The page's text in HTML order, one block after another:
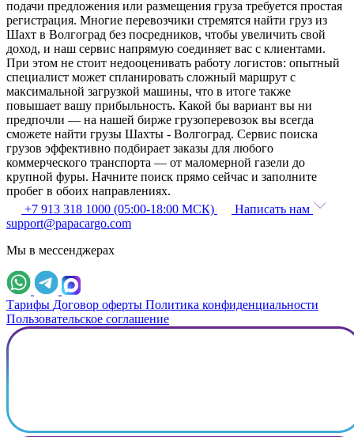
подачи предложения или размещения груза требуется простая
регистрация. Многие перевозчики стремятся найти груз из
Шахт в Волгоград без посредников, чтобы увеличить свой
доход, и наш сервис напрямую соединяет вас с клиентами.
При этом не стоит недооценивать работу логистов: опытный
специалист может спланировать сложный маршрут с
максимальной загрузкой машины, что в итоге также
повышает вашу прибыльность. Какой бы вариант вы ни
предпочли — на нашей бирже грузоперевозок вы всегда
сможете найти грузы Шахты - Волгоград. Сервис поиска
грузов эффективно подбирает заказы для любого
коммерческого транспорта — от маломерной газели до
крупной фуры. Начните поиск прямо сейчас и заполните
пробег в обоих направлениях.
+7 913 318 1000 (05:00-18:00 МСК)
Написать нам
support@papacargo.com
Мы в мессенджерах
Тарифы Договор оферты Политика конфиденциальности
Пользовательское соглашение